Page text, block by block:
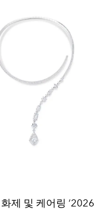
제 및 케어링 ‘2026